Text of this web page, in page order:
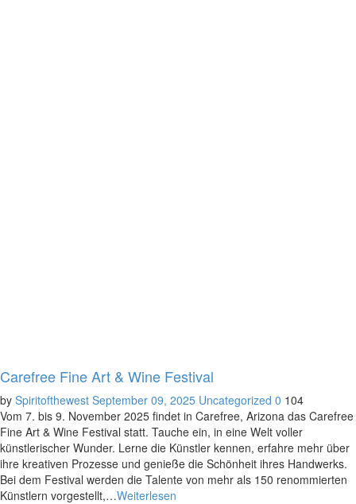
Carefree Fine Art & Wine Festival
by Spiritofthewest September 09, 2025 Uncategorized 0 104
Vom 7. bis 9. November 2025 findet in Carefree, Arizona das Carefree
Fine Art & Wine Festival statt. Tauche ein, in eine Welt voller
künstlerischer Wunder. Lerne die Künstler kennen, erfahre mehr über
ihre kreativen Prozesse und genieße die Schönheit ihres Handwerks.
Bei dem Festival werden die Talente von mehr als 150 renommierten
Künstlern vorgestellt,…Weiterlesen